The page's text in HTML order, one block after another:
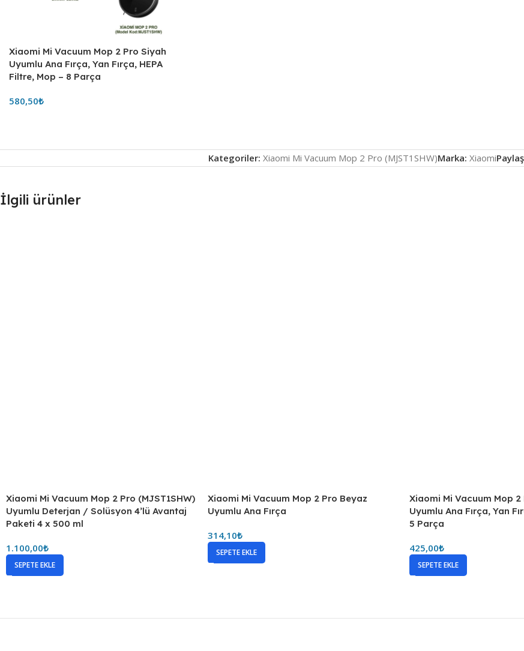
Xiaomi Mi Vacuum Mop 2 Pro Siyah
Uyumlu Ana Fırça, Yan Fırça, HEPA
Filtre, Mop – 8 Parça
580,50₺
Kategoriler: Xiaomi Mi Vacuum Mop 2 Pro (MJST1SHW)Marka: Xiaomi
İlgili ürünler
Xiaomi Mi Vacuum Mop 2 Pro Beyaz
Uyumlu Ana Fırça
314,10₺
SEPETE EKLE
Xiaomi Mi Vacuum Mop 2
Uyumlu Ana Fırça, Yan
5 Parça
425,00₺
SEPETE EKLE